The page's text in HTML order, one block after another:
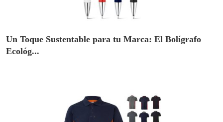
Un Toque Sustentable para tu Marca: El Bolígrafo
Ecológ...